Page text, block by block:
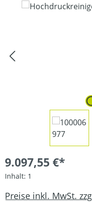
Bildergalerie
9.097,55 €*
Inhalt: 1
Preise inkl. MwSt.